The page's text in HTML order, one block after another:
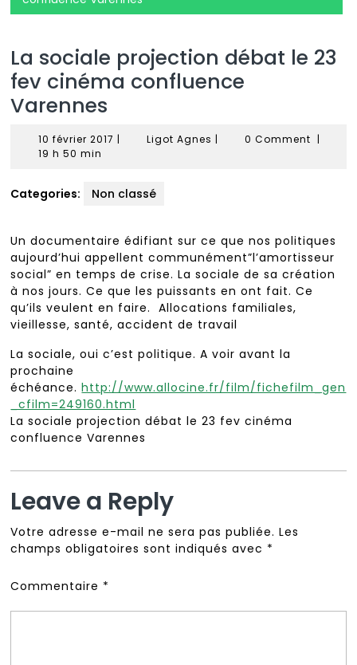
La sociale projection débat le 23
fev cinéma confluence
Varennes
10 février 2017 10| Ligot Agnes Ligot
| 0 Comment |
19 h 50 min
Categories: Non classé
Un documentaire édifiant sur ce que nos politiques
aujourd’hui appellent communément”l’amortisseur
social” en temps de crise. La sociale de sa création
à nos jours. Ce que les puissants en ont fait. Ce
qu’ils veulent en faire. Allocations familiales,
vieillesse, santé, accident de travail
La sociale, oui c’est politique. A voir avant la
prochaine
échéance.http://www.allocine.fr/film/fichefilm_gen
_cfilm=249160.html
La sociale projection débat le 23 fev cinéma
confluence Varennes
Leave a Reply
Votre adresse e-mail ne sera pas publiée. Les
champs obligatoires sont indiqués avec *
Commentaire *